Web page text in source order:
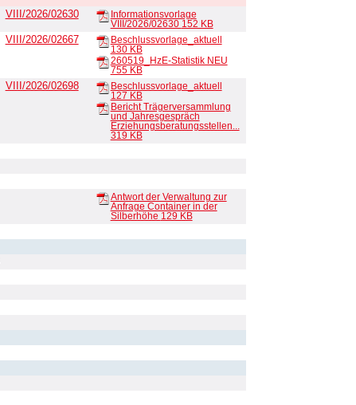
VIII/2026/02630
Informationsvorlage
VIII/2026/02630 152 KB
VIII/2026/02667
Beschlussvorlage_aktuell
130 KB
260519_HzE-Statistik NEU
755 KB
VIII/2026/02698
Beschlussvorlage_aktuell
127 KB
Bericht Trägerversammlung
und Jahresgespräch
Erziehungsberatungsstellen...
319 KB
Antwort der Verwaltung zur
Anfrage Container in der
Silberhöhe 129 KB